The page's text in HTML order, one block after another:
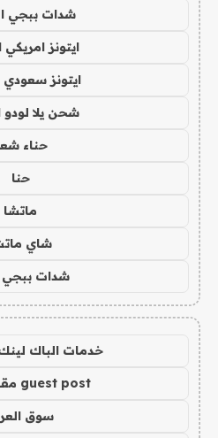
شدات ببجي
ايتونز
ايتونز
شحن يلا
حناء
حنا
ماتشا
شاي
شدات ببجي
خدمات الباك
guest post مقال ضيف
سوق